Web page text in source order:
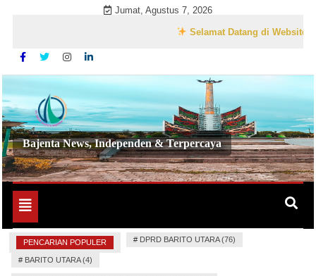
Jumat, Agustus 7, 2026
Selamat Datang di Website
Bajenta News, Independen & Terpercaya
Toggle
navigation
PENCARIAN POPULER # DPRD BARITO UTARA (76)
# BARITO UTARA (4)